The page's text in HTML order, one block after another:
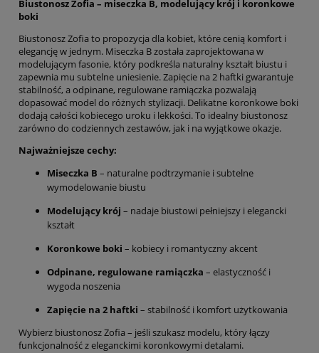
Biustonosz Zofia – miseczka B, modelujący krój i koronkowe
boki
Biustonosz Zofia to propozycja dla kobiet, które cenią komfort i
elegancję w jednym. Miseczka B została zaprojektowana w
modelującym fasonie, który podkreśla naturalny kształt biustu i
zapewnia mu subtelne uniesienie. Zapięcie na 2 haftki gwarantuje
stabilność, a odpinane, regulowane ramiączka pozwalają
dopasować model do różnych stylizacji. Delikatne koronkowe boki
dodają całości kobiecego uroku i lekkości. To idealny biustonosz
zarówno do codziennych zestawów, jak i na wyjątkowe okazje.
Najważniejsze cechy:
Miseczka B – naturalne podtrzymanie i subtelne
wymodelowanie biustu
Modelujący krój – nadaje biustowi pełniejszy i elegancki
kształt
Koronkowe boki – kobiecy i romantyczny akcent
Odpinane, regulowane ramiączka – elastyczność i
wygoda noszenia
Zapięcie na 2 haftki – stabilność i komfort użytkowania
Wybierz biustonosz Zofia – jeśli szukasz modelu, który łączy
funkcjonalność z eleganckimi koronkowymi detalami.